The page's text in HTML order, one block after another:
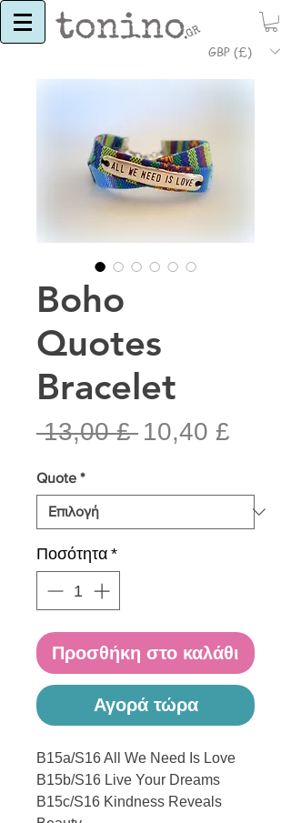
GBP (£)
Boho
Quotes
Bracelet
13,00 £ Κανονική
10,40 £
Quote *
Ποσότητα *
Προσθήκη στο καλάθι
Αγορά τώρα
B15a/S16 All We Need Is Love
B15b/S16 Live Your Dreams
B15c/S16 Kindness Reveals